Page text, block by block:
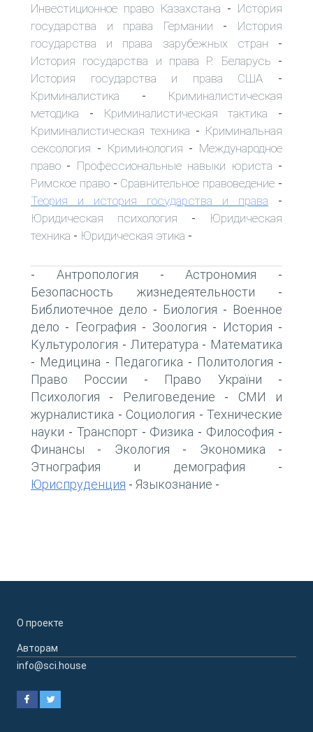
Инвестиционное право Казахстана - История
государства и права Германии - История
государства и права зарубежных стран -
История государства и права Р. Беларусь -
История государства и права США -
Криминалистика - Криминалистическая
методика - Криминалистическая тактика -
Криминалистическая техника - Криминальная
сексология - Криминология - Международное
право - Профессиональные навыки юриста -
Римское право- Сравнительное правоведение -
Теория и история государства и права -
Юридическая психология -
Юридическая
техника - Юридическая этика -
- Антропология -Астрономия -
Безопасность жизнедеятельности -
Библиотечное дело - Биология - Военное
дело - География - Зоология - История -
Культурология - Литература - Математика
- Медицина - Педагогика - Политология -
Право России - Право України -
Психология - Религоведение - СМИ и
журналистика - Социология - Технические
науки - Транспорт- Физика - Философия -
Финансы - Экология - Экономика -
Этнография и демография -
Юриспруденция - Языкознание -
О проекте
Авторам
info@sci.house